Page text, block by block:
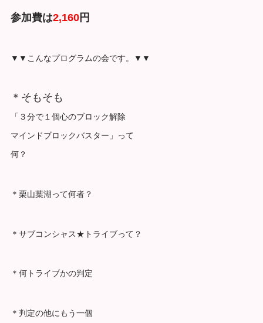
参加費は2,160円
▼▼こんなプログラムの会です。▼▼
＊そもそも
「３分で１個心のブロック解除
マインドブロックバスター」って
何？
＊栗山葉湖って何者？
＊サブコンシャス★トライブって？
＊何トライブかの判定
＊判定の他にもう一個